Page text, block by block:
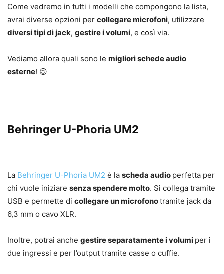
Come vedremo in tutti i modelli che compongono la lista,
avrai diverse opzioni per collegare microfoni, utilizzare
diversi tipi di jack, gestire i volumi, e così via.
Vediamo allora quali sono le migliori schede audio
esterne! 😉
Behringer U-Phoria UM2
La Behringer U-Phoria UM2 è la scheda audio perfetta per
chi vuole iniziare senza spendere molto. Si collega tramite
USB e permette di collegare un microfonotramite jack da
6,3 mm o cavo XLR.
Inoltre, potrai anche gestire separatamente i volumi per i
due ingressi e per l’output tramite casse o cuffie.